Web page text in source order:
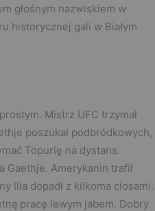
głośnym nazwiskiem w
historycznej gali w Białym
Mistrz UFC trzymał
poszukał podbródkowych,
Topurię na dystans.
Gaethje. Amerykanin trafił
Ilia dopadł z kilkoma ciosami.
pracę lewym jabem. Dobry